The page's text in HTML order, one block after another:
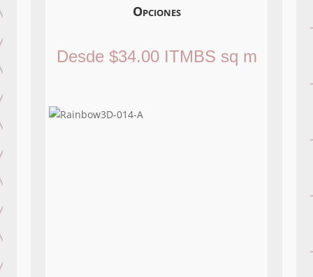
Opciones
Desde $34.00 ITMBS sq m